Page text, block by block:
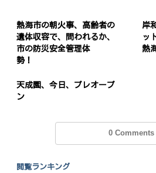
熱海市の朝火事、高齢者の
遺体収容で、問われるか、
市の防災安全管理体
勢！
岸
ッ
熱
天成園、今日、プレオープ
ン
0 Comments
閲覧ランキング